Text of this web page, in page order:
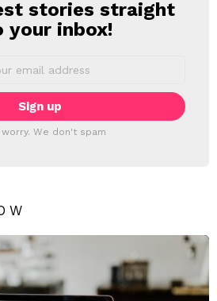
stories straight
your inbox!
We don't spam